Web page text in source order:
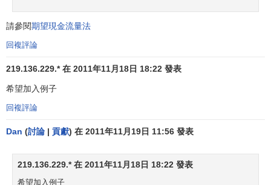
因此，該投資項目可行，且風險較小。
內的年收入可能為5、10、12.5萬元，相應的概率為0.3、O.5
和0.2。同時，預計受技術進步的影響，經營期可能為2、3、
的凈現值為：
請參閱期望現金流量法
回複評論
219.136.229.* 在 2011年11月18日 18:22 發表
希望加入例子
回複評論
Dan (討論 | 貢獻) 在 2011年11月19日 11:56 發表
219.136.229.* 在 2011年11月18日 18:22 發表
希望加入例子